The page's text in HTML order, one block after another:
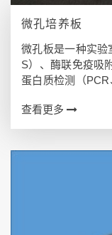
微孔培养板
微孔板是一种实验
S）、酶联免疫吸
蛋白质检测（
选择不同孔数、体
查看更多